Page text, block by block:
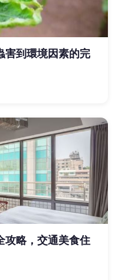
害到環境因素的完
攻略，交通美食住